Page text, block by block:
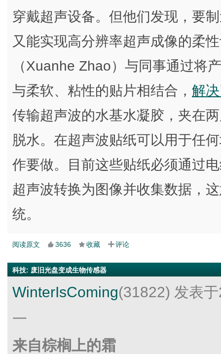
穿戴超声设备。但他们发现，要
又能实现高分辨率超声成像的柔
（Xuanhe Zhao）与同事通过将
与柔软、粘性的贴片相结合， 解
传输超声波的水基水凝胶，夹在
脱水。在超声波贴纸可以用于任
作要做。目前这些贴纸必须通过
超声波转换为图像并收集数据，
统。
阅读原文 3636 收藏 评论
科技: 废旧光盘变成生物传感器
WinterIsComing(31822) 发表
一
来自棕榈上的霜